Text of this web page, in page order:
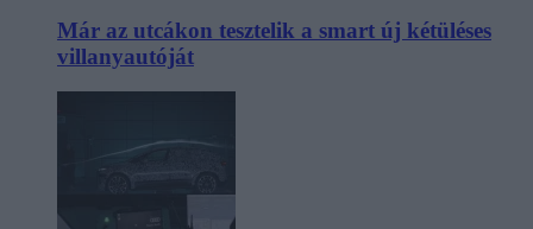
Már az utcákon tesztelik a smart új kétüléses
villanyautóját